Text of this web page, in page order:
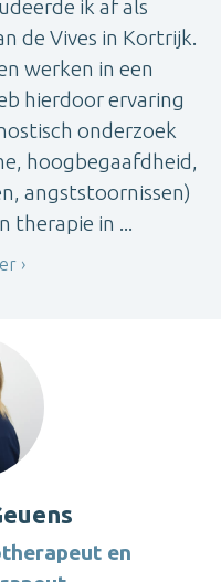
ik af als
de Vives in Kortrijk.
werken in een
hierdoor ervaring
onderzoek
hoogbegaafdheid,
angststoornissen)
therapie in ...
en